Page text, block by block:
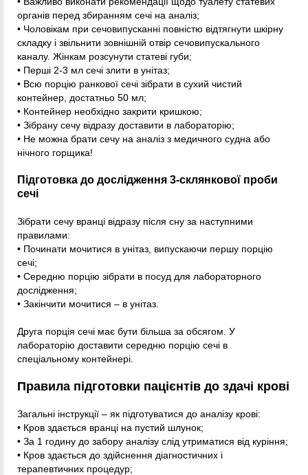
органів перед збиранням сечі на аналіз;
• Чоловікам при сечовипусканні повністю відтягнути шкірну
складку і звільнити зовнішній отвір сечовипускального
каналу. Жінкам розсунути статеві губи;
• Перші 2-3 мл сечі злити в унітаз;
• Всю порцію ранкової сечі зібрати в сухий чистий
контейнер, достатньо 50 мл;
• Контейнер необхідно закрити кришкою;
• Зібрану сечу відразу доставити в лабораторію;
• Не можна брати сечу на аналіз з медичного судна або
нічного горщика!
Підготовка до дослідження 3-склянкової проби
сечі
Зібрати сечу вранці відразу після сну за наступними
правилами:
• Починати мочитися в унітаз, випускаючи першу порцію
сечі;
• Середню порцію зібрати в посуд для лабораторного
дослідження;
• Закінчити мочитися – в унітаз.
Друга порція сечі має бути більша за обсягом. У
лабораторію доставити середню порцію сечі в
спеціальному контейнері.
Правила підготовки пацієнтів до здачі крові
Загальні інструкції – як підготуватися до аналізу крові:
• Кров здається вранці на пустий шлунок;
• За 1 годину до забору аналізу слід утриматися від куріння;
• Кров здається до здійснення діагностичних і
терапевтичних процедур;